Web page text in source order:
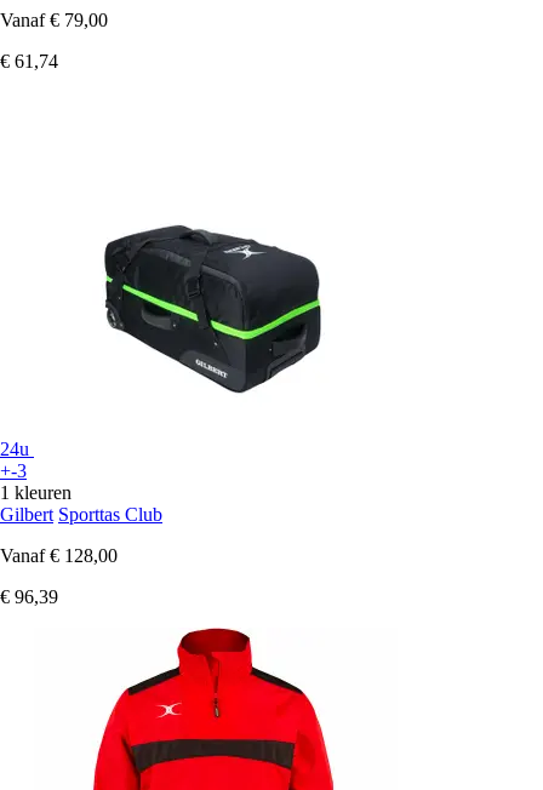
Vanaf € 79,00
€ 61,74
24u
+-3
1 kleuren
Gilbert Sporttas Club
Vanaf € 128,00
€ 96,39